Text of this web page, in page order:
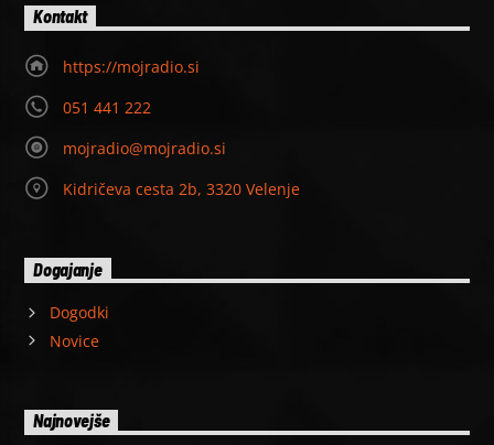
Kontakt
https://mojradio.si
051 441 222
mojradio@mojradio.si
Kidričeva cesta 2b, 3320 Velenje
Dogajanje
Dogodki
Novice
Najnovejše